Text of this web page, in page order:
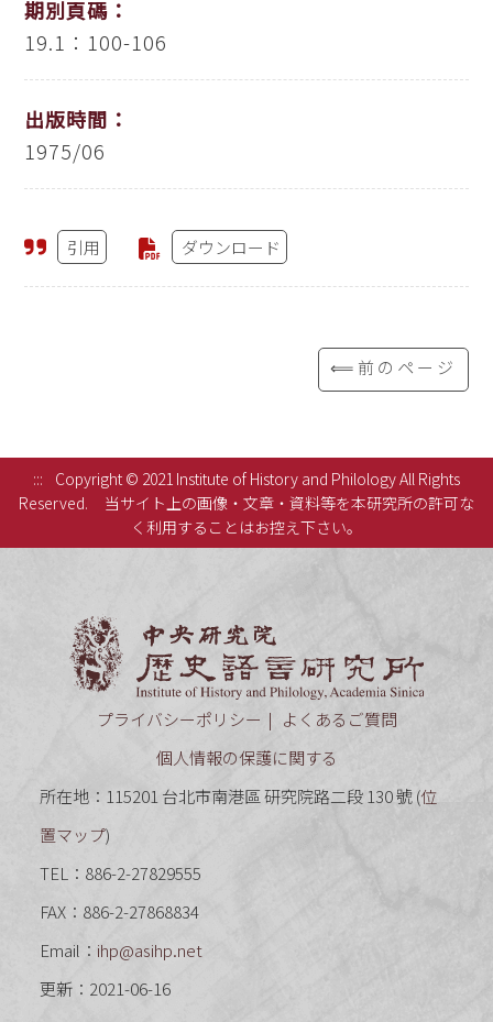
期別頁碼：
19.1：100-106
出版時間：
1975/06
引用 ダウンロード
⟸前のページ
:::
Copyright © 2021 Institute of History and Philology All Rights
Reserved.
当サイト上の画像・文章・資料等を本研究所の許可な
く利用することはお控え下さい。
プライバシーポリシー
よくあるご質問
個人情報の保護に関する
所在地：115201 台北市南港區 研究院路二段 130 號 (位
置マップ)
TEL：886-2-27829555
FAX：886-2-27868834
Email： ihp@asihp.net
更新：2021-06-16